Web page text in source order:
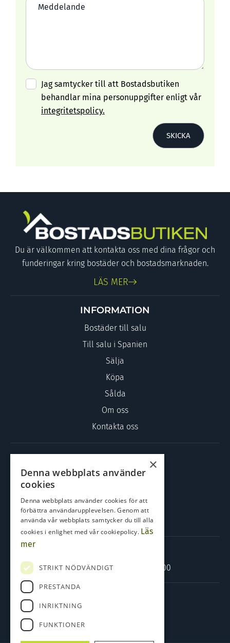
Jag samtycker till att Bostadsbutiken
behandlar mina personuppgifter enligt vår
integritetspolicy.
Du är välkommen att kontakta oss med dina frågor och
funderingar kring bostäder och bostadsmarknaden.
LÄS MER
INFORMATION
Bostäder till salu
Till salu i Spanien
Sälja
Köpa
Sålda
Om oss
Kontakta oss
KONTAKTA OSS
Kilbäcksgatan 17
0522-500 000
info@bostadsbutiken.nu
Måndag – Fredag: 09.00 – 16.00
×
Denna webbplats använder
cookies
Denna webbplats använder cookies för att
förbättra användarupplevelsen. Genom att
använda vår webbplats samtycker du till alla
cookies i enlighet med vår cookiepolicy. Läs
mer
STRIKT NÖDVÄNDIGT
PRESTANDA
INRIKTNING
FUNKTIONER